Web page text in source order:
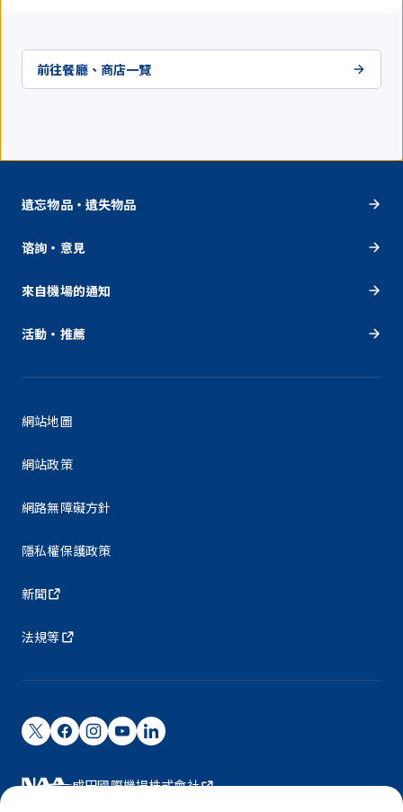
前往餐廳、商店一覽
遺忘物品・遺失物品
谘詢・意見
來自機場的通知
活動・推薦
網站地圖
網站政策
網路無障礙方針
隱私權保護政策
新聞
法規等
成田國際機場株式會社